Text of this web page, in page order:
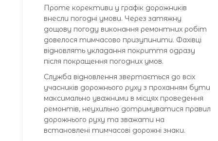
Проте корективи у графік дорожників
внесли погодні умови. Через затяжну
дощову погоду виконання ремонтних робіт
довелося тимчасово призупинити. Фахівці
відновлять укладання покриття одразу
після покращення погодних умов.
Служба відновлення звертається до всіх
учасників дорожнього руху з проханням бути
максимально уважними в місцях проведення
ремонтів, неухильно дотримуватися правил
дорожнього руху та зважати на
встановлені тимчасові дорожні знаки.